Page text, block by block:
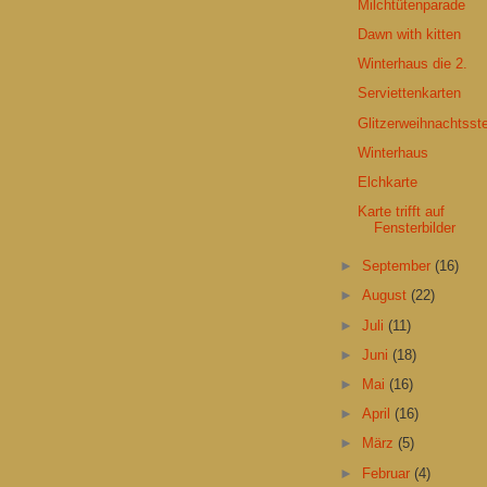
Milchtütenparade
Dawn with kitten
Winterhaus die 2.
Serviettenkarten
Winterhaus
Elchkarte
Karte trifft auf
Fensterbilder
► September(16)
►August(22)
►Juli(11)
►Juni(18)
►
Mai(16)
►April(16)
►
März(5)
► Februar(4)